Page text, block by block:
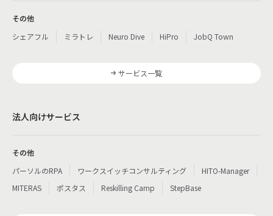
その他
シェアフル
ミラトレ Neuro Dive HiPro JobQ Town
サービス一覧
法人向けサービス
その他
パーソルのRPA
ワークスイッチコンサルティング
HITO-Manager
MITERAS
ポスタス Reskilling Camp StepBase